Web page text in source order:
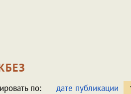
по: дате публикации